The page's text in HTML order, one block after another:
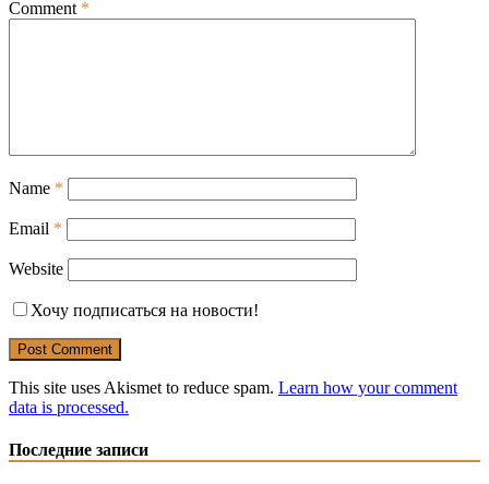
Comment *
Name *
Email *
Website
Хочу подписаться на новости!
This site uses Akismet to reduce spam. Learn how your comment
data is processed.
Последние записи